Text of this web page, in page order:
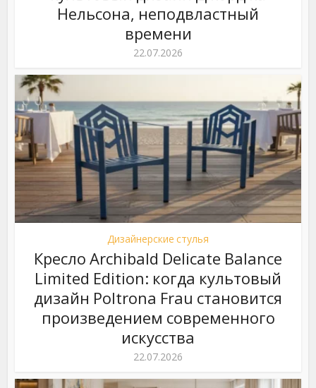
Нельсона, неподвластный
времени
22.07.2026
Дизайнерские стулья
Кресло Archibald Delicate Balance
Limited Edition: когда культовый
дизайн Poltrona Frau становится
произведением современного
искусства
22.07.2026